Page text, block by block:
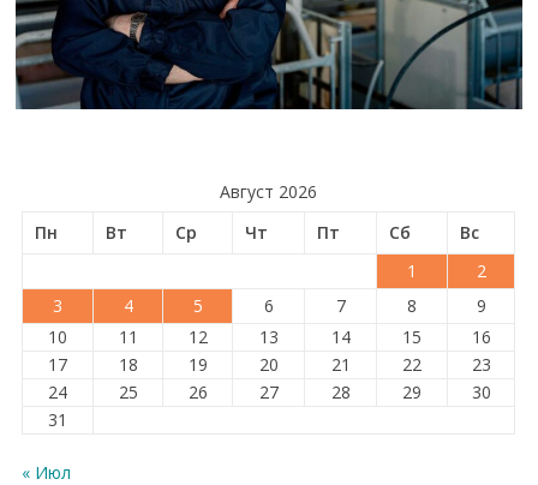
Август 2026
Пн
Вт Ср Чт Пт Сб
Вс
1
2
3
4 5 6 7 8
9
10
11 12 13 14 15
16
17
18 19 20 21 22
23
24
25 26 27 28 29
30
31
« Июл